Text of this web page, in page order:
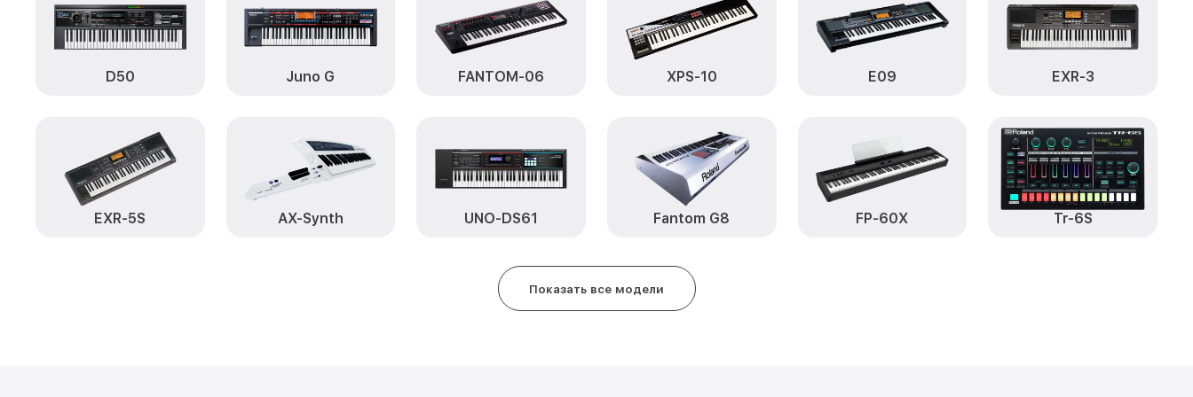
Ремонт корпусных элементов FP 90 Roland от 1800₽ Заказать
Восстановление после попадания влаги FP 90
Заказать
Заказать
Замена стоковых потенциометров FP 90
Roland
от 2000₽ Заказать
D50 Juno G FANTOM-06 XPS-10 E09 EXR-3
EXR-5S AX-Synth UNO-DS61 Fantom G8 FP-60X Tr-6S
Показать все модели